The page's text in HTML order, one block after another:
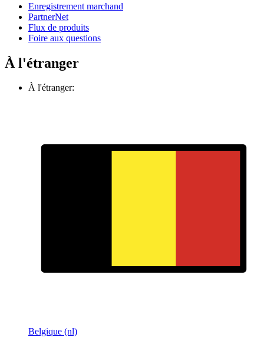
Enregistrement marchand
PartnerNet
Flux de produits
Foire aux questions
À l'étranger
À l'étranger:
Belgique (nl)